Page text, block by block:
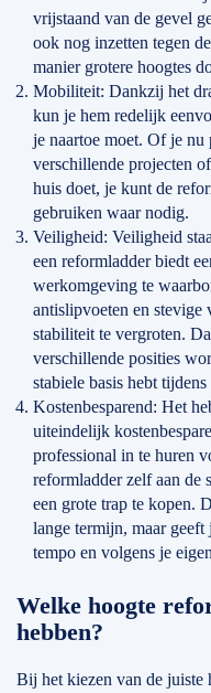
vrijstaand van de gevel
ook nog inzetten tegen
manier grotere hoogtes
Mobiliteit: Dankzij het
kun je hem redelijk
je naartoe moet. Of je nu
verschillende projecten
huis doet, je kunt de
gebruiken waar nodig.
Veiligheid: Veiligheid
een reformladder biedt
werkomgeving te
antislipvoeten en stevige
stabiliteit te vergroten.
verschillende posities
stabiele basis hebt
Kostenbesparend: Het
uiteindelijk
professional in te huren
reformladder zelf aan de
een grote trap te kopen.
lange termijn, maar
tempo en volgens je
Welke hoogte
hebben?
Bij het kiezen van de juiste